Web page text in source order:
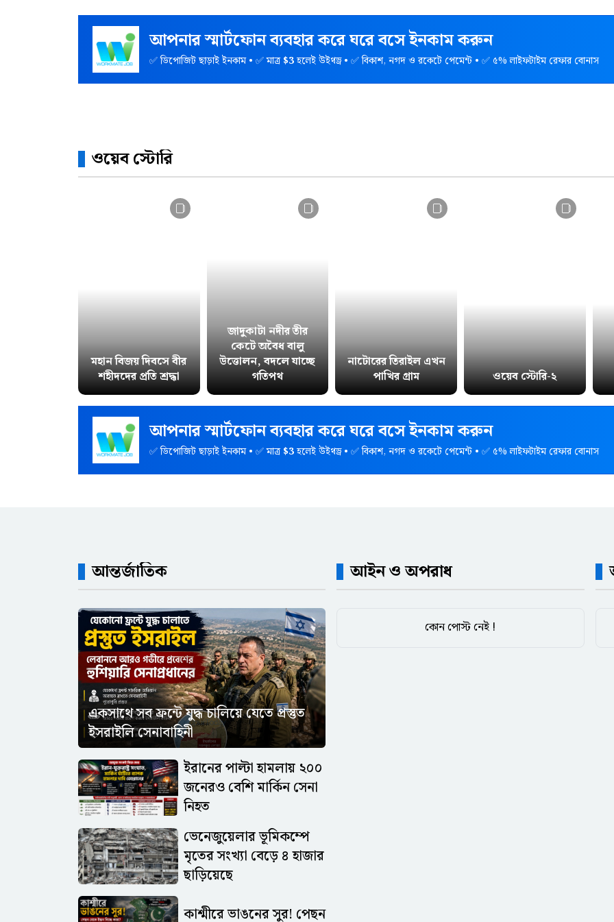
আপনার স্মার্টফোন ব্যবহার করে ঘরে বসে ইনকাম করুন
✅ ডিপোজিট ছাড়াই ইনকাম • ✅ মাত্র$3হলেই উইথড্র • ✅ বিকাশ, নগদ ও রকেটে পেমেন্ট • ✅ ৫% লাইফটাইম রেফার বোনাস
ওয়েব স্টোরি
মহান বিজয় দিবসে বীর
শহীদদের প্রতি শ্রদ্ধা
জাদুকাটা নদীর তীর
কেটে অবৈধ বালু
উত্তোলন, বদলে যাচ্ছে
গতিপথ
নাটোরের তিরাইল এখন
পাখির গ্রাম
ওয়েব স্টোরি-২
আপনার স্মার্টফোন ব্যবহার করে ঘরে বসে ইনকাম করুন
✅ ডিপোজিট ছাড়াই ইনকাম • ✅ মাত্র$3হলেই উইথড্র • ✅ বিকাশ, নগদ ও রকেটে পেমেন্ট • ✅ ৫% লাইফটাইম রেফার বোনাস
আন্তর্জাতিক
একসাথে সব ফ্রন্টে যুদ্ধ চালিয়ে যেতে প্রস্তুত
ইসরাইলি সেনাবাহিনী
ইরানের পাল্টা হামলায় ২০০
জনেরও বেশি মার্কিন সেনা
নিহত
ভেনেজুয়েলার ভূমিকম্পে
মৃতের সংখ্যা বেড়ে ৪ হাজার
ছাড়িয়েছে
কাশ্মীরে ভাঙনের সুর! পেছন
আইন ও অপরাধ
কোন পোস্ট নেই !